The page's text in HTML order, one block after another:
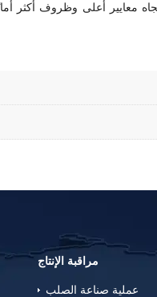
معايير أعلى وظروف أكثر
مراقبة الإنتاج
عملية صناعة الصلب